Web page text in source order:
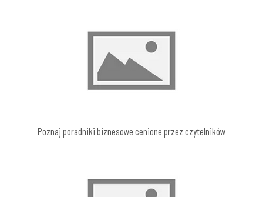
Poznaj poradniki biznesowe cenione przez czytelników